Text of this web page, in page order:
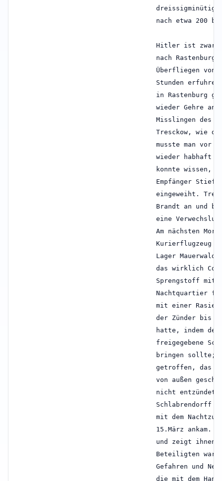
nach etwa 200
Hitler ist zwar
nach
Überfliegen von
Stunden
in Rastenburg
wieder Gehre an
Misslingen des
Tresckow, wie
musste man vor
wieder habhaft
konnte wissen,
Empfänger
eingeweiht.
Brandt an und
eine
Am nächsten
Kurierflugzeug
Lager
das wirklich
Sprengstoff mit
Nachtquartier
mit einer
der Zünder bis
hatte, indem der
freigegebene
bringen sollte;
getroffen, das
von außen
nicht entzündet;
Schlabrendorff
mit dem
15.März ankam.
und zeigt ihnen
Beteiligten war
Gefahren und
die mit dem